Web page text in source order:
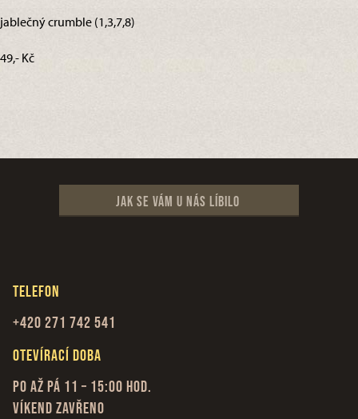
jablečný crumble (1,3,7,8)
49,- Kč
Jak se vám u nás líbilo
Telefon
+420 271 742 541
Otevírací doba
Po až Pá 11 – 15:00 hod.
Víkend zavřeno